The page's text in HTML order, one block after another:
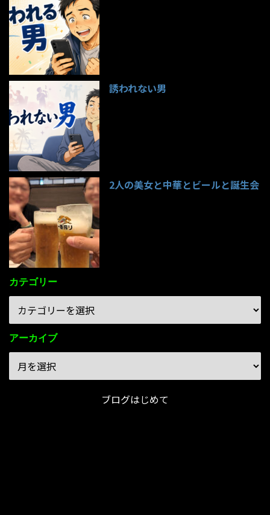
誘われない男
2人の美女と中華とビールと誕生会
カテゴリー
アーカイブ
ブログはじめて